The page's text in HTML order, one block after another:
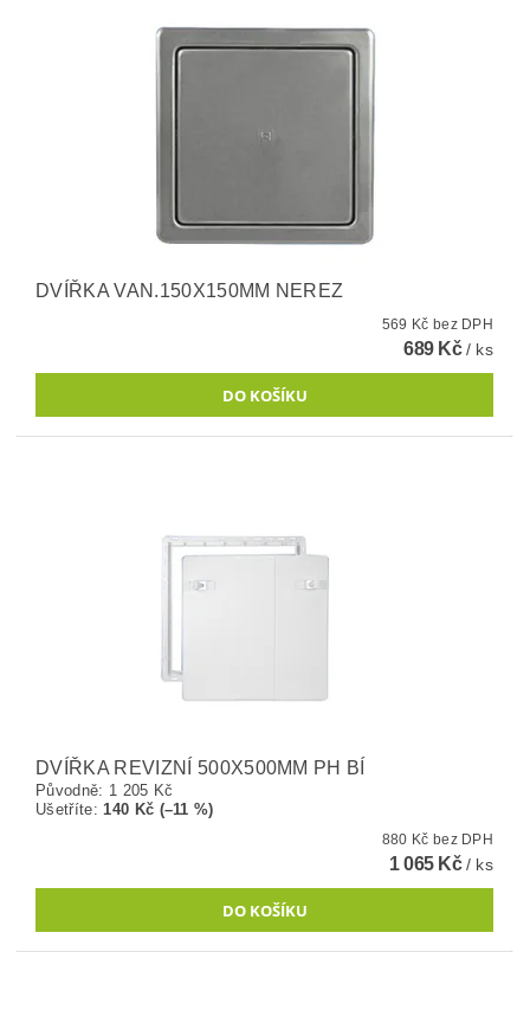
DVÍŘKA VAN.150X150MM NEREZ
569 Kč bez DPH
689 Kč/ ks
DVÍŘKA REVIZNÍ 500X500MM PH BÍ
Původně: 1 205 Kč
Ušetříte:140 Kč (–11 %)
880 Kč bez DPH
1 065 Kč/ ks